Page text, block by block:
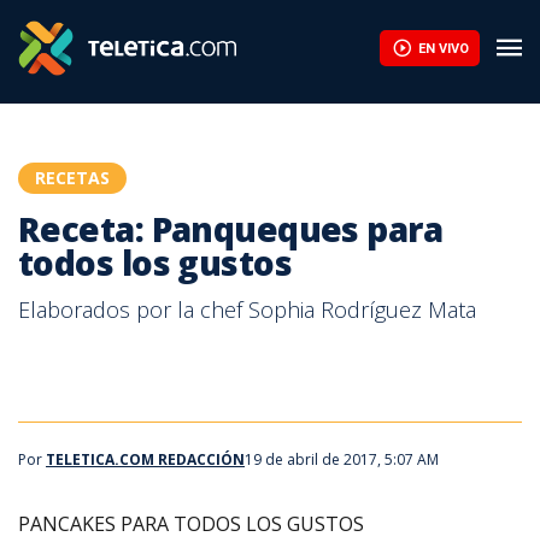
EN VIVO
RECETAS
Receta: Panqueques para
todos los gustos
Elaborados por la chef Sophia Rodríguez Mata
Por TELETICA.COM REDACCIÓN19 de abril de 2017, 5:07 AM
PANCAKES PARA TODOS LOS GUSTOS